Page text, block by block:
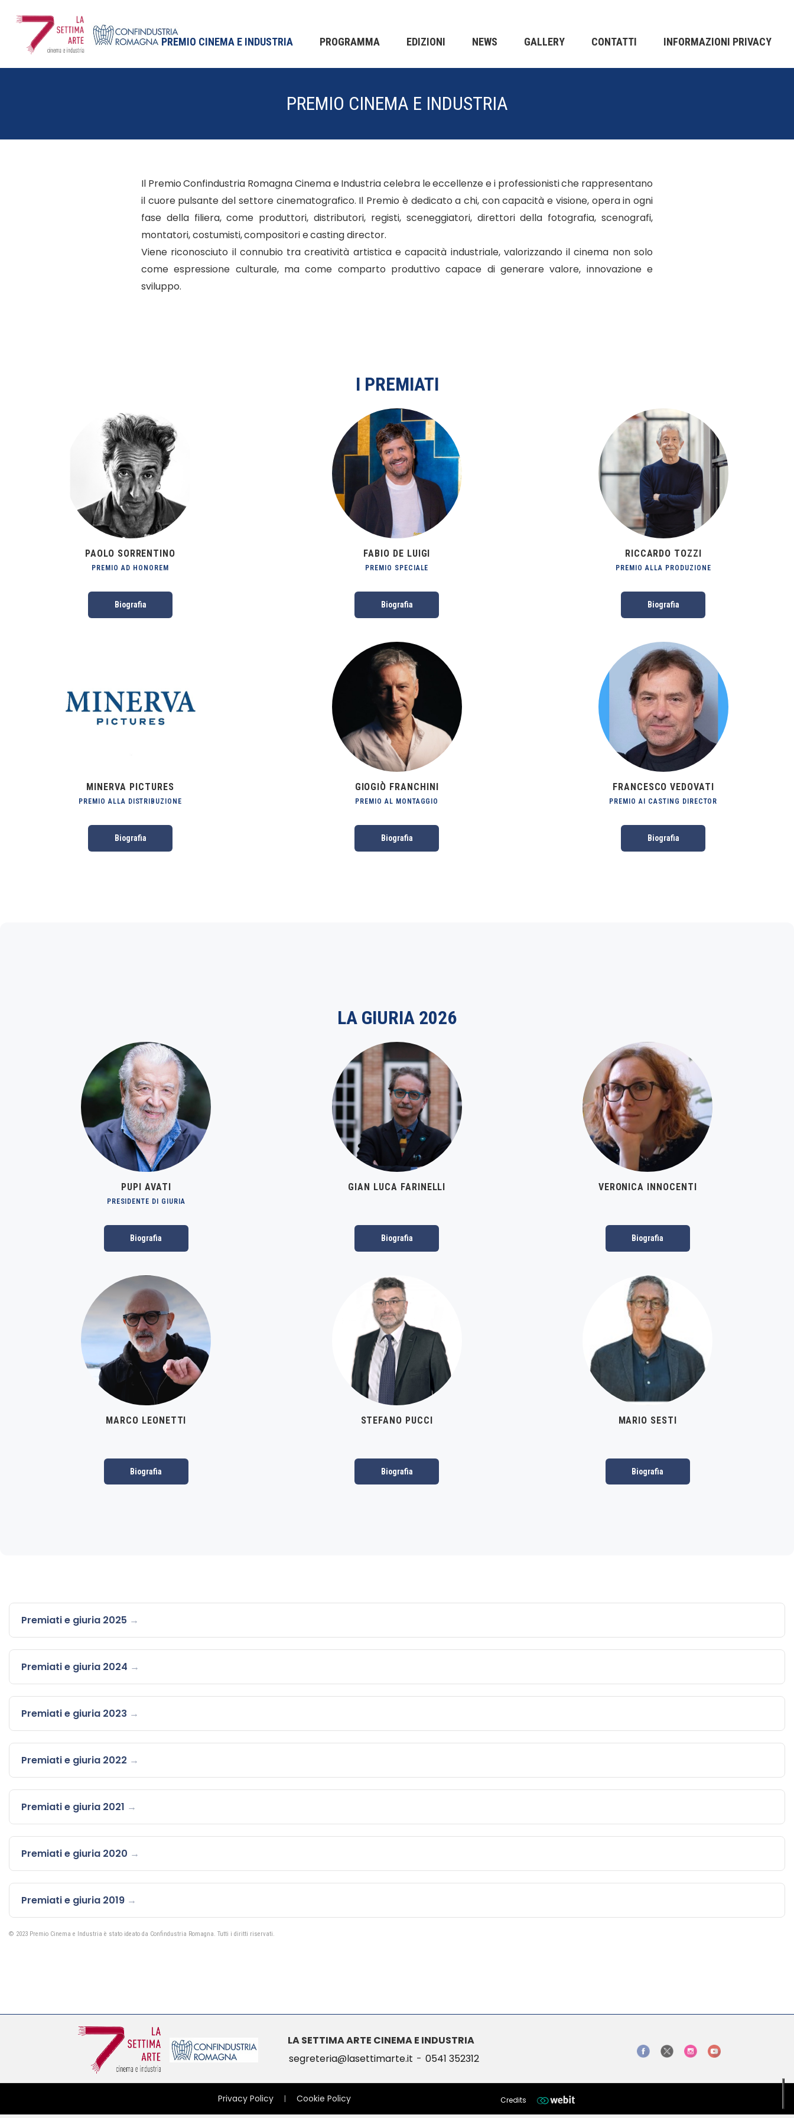
PREMIO CINEMA E INDUSTRIA PROGRAMMA EDIZIONI NEWS GALLERY CONTATTI INFORMAZIONI PRIVACY
Informazioni Privacy
PREMIO CINEMA E INDUSTRIA
Il Premio Confindustria Romagna Cinema e Industria celebra le eccellenze e i professionisti che rappresentano
il cuore pulsante del settore cinematografico. Il Premio è dedicato a chi, con capacità e visione, opera in ogni
fase della filiera, come produttori, distributori, registi, sceneggiatori, direttori della fotografia, scenografi,
montatori, costumisti, compositori e casting director.
Viene riconosciuto il connubio tra creatività artistica e capacità industriale, valorizzando il cinema non solo
come espressione culturale, ma come comparto produttivo capace di generare valore, innovazione e
sviluppo.
I PREMIATI
PAOLO SORRENTINO
PREMIO AD HONOREM
Biografia
FABIO DE LUIGI
PREMIO SPECIALE
Biografia
RICCARDO TOZZI
PREMIO ALLA PRODUZIONE
Biografia
MINERVA PICTURES
PREMIO ALLA DISTRIBUZIONE
Biografia
GIOGIÒ FRANCHINI
PREMIO AL MONTAGGIO
Biografia
FRANCESCO VEDOVATI
PREMIO AI CASTING DIRECTOR
Biografia
LA GIURIA 2026
PUPI AVATI
PRESIDENTE DI GIURIA
Biografia
GIAN LUCA FARINELLI
Biografia
VERONICA INNOCENTI
Biografia
MARCO LEONETTI
Biografia
STEFANO PUCCI
Biografia
MARIO SESTI
Biografia
Premiati e giuria 2025
Premiati e giuria 2024
Premiati e giuria 2023
Premiati e giuria 2022
Premiati e giuria 2021
Premiati e giuria 2020
Premiati e giuria 2019
© 2023 Premio Cinema e Industria è stato ideato da Confindustria Romagna. Tutti i diritti riservati.
LA SETTIMA ARTE CINEMA E INDUSTRIA
segreteria@lasettimarte.it - 0541 352312
Privacy Policy | Cookie Policy Credits